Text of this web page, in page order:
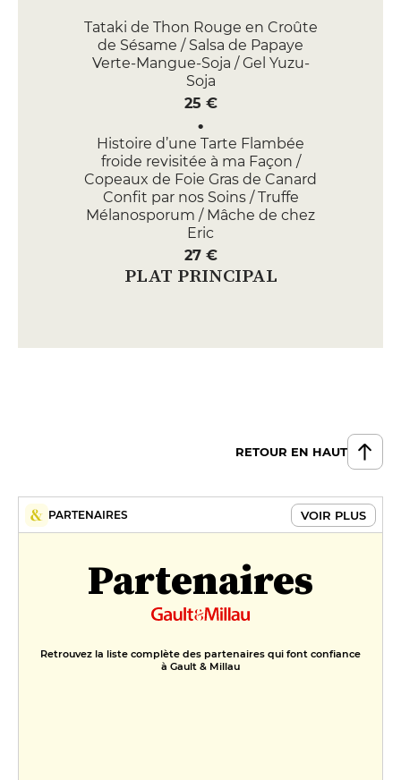
Tataki de Thon Rouge en Croûte
de Sésame / Salsa de Papaye
Verte-Mangue-Soja / Gel Yuzu-
Soja
25 €
Histoire d’une Tarte Flambée
froide revisitée à ma Façon /
Copeaux de Foie Gras de Canard
Confit par nos Soins / Truffe
Mélanosporum / Mâche de chez
Eric
27 €
PLAT PRINCIPAL
Poireau / Hollandaise
«Vol au Vent» revisitée à ma
14 €
Tourbillon d’Agrumes / Noisettes /
Nyangbo »
14 €
RETOUR EN HAUT
PARTENAIRES VOIR PLUS
Partenaires
Retrouvez la liste complète des partenaires qui font confiance
à Gault & Millau